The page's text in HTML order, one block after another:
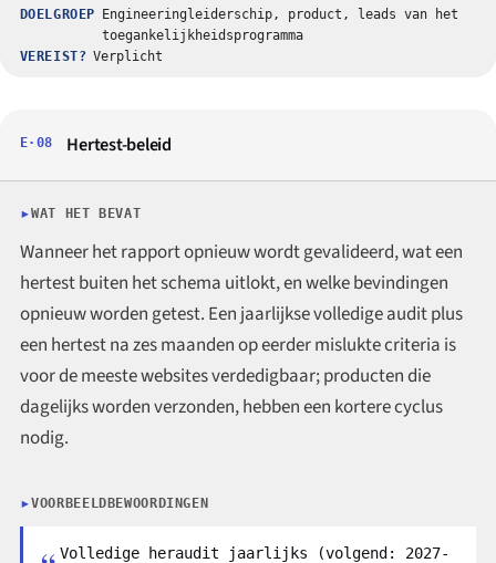
DOELGROEP
Engineeringleiderschip, product, leads van het
toegankelijkheidsprogramma
VEREIST? Verplicht
E·08 Hertest-beleid
WAT HET BEVAT
Wanneer het rapport opnieuw wordt gevalideerd, wat een
hertest buiten het schema uitlokt, en welke bevindingen
opnieuw worden getest. Een jaarlijkse volledige audit plus
een hertest na zes maanden op eerder mislukte criteria is
voor de meeste websites verdedigbaar; producten die
dagelijks worden verzonden, hebben een kortere cyclus
nodig.
VOORBEELDBEWOORDINGEN
Volledige heraudit jaarlijks (volgend: 2027-